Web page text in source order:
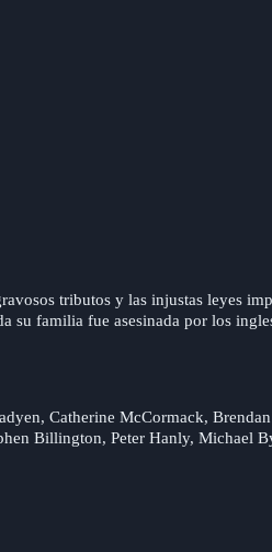
tributos y las injustas leyes
su familia fue asesinada por los
Catherine McCormack,
Billington, Peter Hanly,